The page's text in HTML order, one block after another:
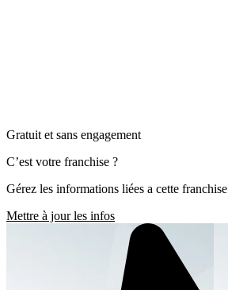
Gratuit et sans engagement
C’est votre franchise ?
Gérez les informations liées a cette franchise
Mettre à jour les infos